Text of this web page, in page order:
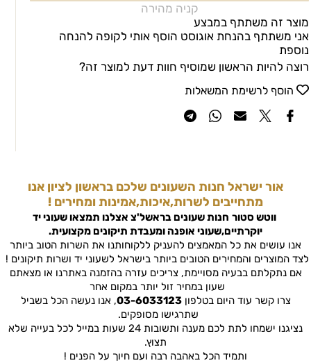
קניה מהירה
מוצר זה משתתף במבצע
אני משתתף בהנחת אוגוסט הוסף אותי לקופה להנחה
נוספת
רוצה להיות הראשון שמוסיף חוות דעת למוצר זה?
הוסף לרשימת המשאלות
אור ישראל חנות השעונים שלכם בראשון לציון אנו
מתחייבים לשרות,איכות,אמינות ומחירים !
ווטש סטור חנות שעונים בראשל'צ אצלנו תמצאו שעוני יד
יוקרתיים,שעוני אופנה ומעבדת תיקונים מקצועית.
אנו עושים את כל המאמצים להעניק ללקוחותנו את השרות הטוב ביותר
לצד המוצרים והמחירים הטובים ביותר בישראל לשעוני יד ושרות תיקונים !
אם נתקלתם בבעיה מסויימת, צריכים עזרה בהזמנה באתרנו או מצאתם
שעון במחיר זול יותר במקום אחר
צרו קשר עוד היום בטלפון03-6033123, אנו נעשה הכל בשביל
שתרגישו מסופקים.
נציגנו ישמחו לתת לכם מענה ותשובות 24 שעות במייל לכל בעייה שלא
תצוץ.
ותמיד הכל באהבה רבה ועם חיוך על הפנים !